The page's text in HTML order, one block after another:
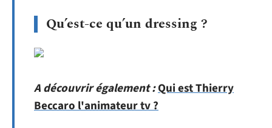
Qu’est-ce qu’un dressing ?
A découvrir également :Qui est Thierry
Beccaro l'animateur tv ?